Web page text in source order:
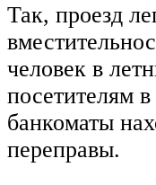
Так, проезд
человек в
посетителям
банкоматы
переправы.